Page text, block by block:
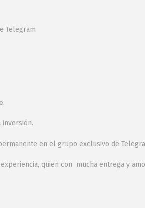
Telegram
en el grupo exclusivo de
experiencia, quien con mucha entrega y